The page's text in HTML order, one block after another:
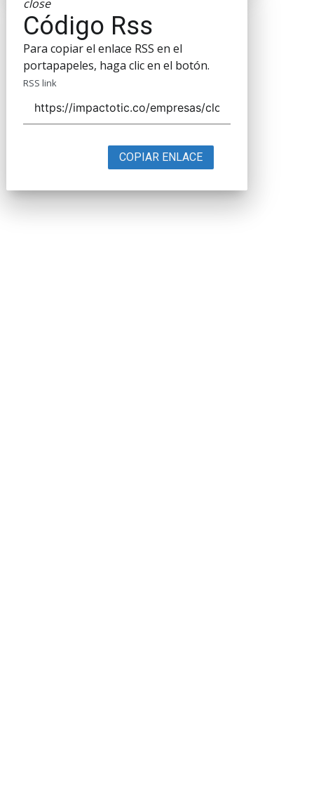
close
Código Rss
Para copiar el enlace RSS en el
portapapeles, haga clic en el botón.
RSS link
COPIAR ENLACE